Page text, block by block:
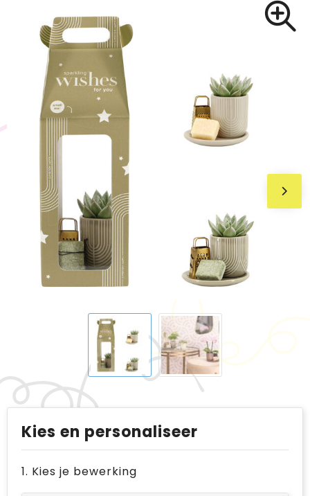
Pasen
Binnenreclame
Drukwerk
Brievenbuspakketten
Projob
Blaklader
Flexfit
Kies en personaliseer
1. Kies je bewerking